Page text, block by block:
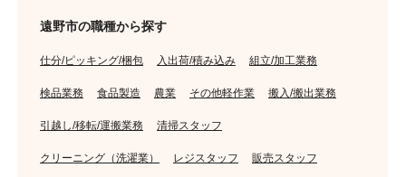
遠野市の職種から探す
仕分/ピッキング/梱包 入出荷/積み込み 組立/加工業務
検品業務 食品製造 農業 その他軽作業 搬入/搬出業務
引越し/移転/運搬業務 清掃スタッフ
クリーニング（洗濯業） レジスタッフ 販売スタッフ